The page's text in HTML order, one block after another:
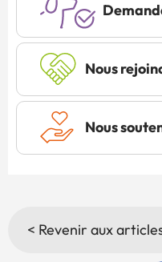
Nous
Nous
< Revenir aux